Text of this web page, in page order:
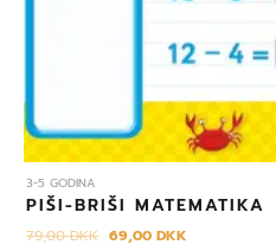
3-5 GODINA
PIŠI-BRIŠI MATEMATIKA
79,00DKK 69,00DKK